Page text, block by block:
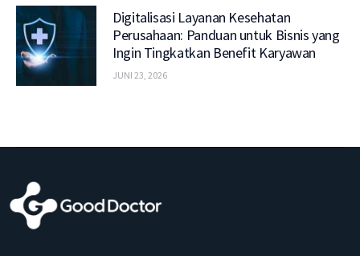
Digitalisasi Layanan Kesehatan
Perusahaan: Panduan untuk Bisnis yang
Ingin Tingkatkan Benefit Karyawan
JUNI 23, 2026